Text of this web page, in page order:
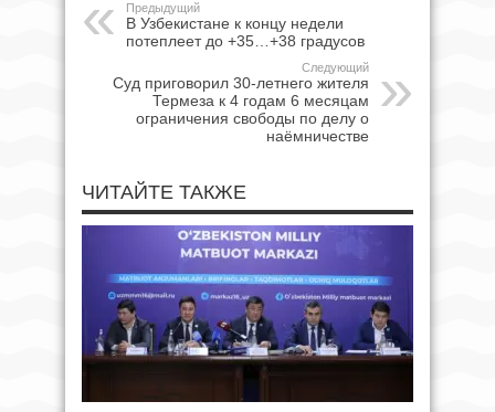
Предыдущий
В Узбекистане к концу недели
потеплеет до +35…+38 градусов
Следующий
Суд приговорил 30-летнего жителя
Термеза к 4 годам 6 месяцам
ограничения свободы по делу о
наёмничестве
ЧИТАЙТЕ ТАКЖЕ